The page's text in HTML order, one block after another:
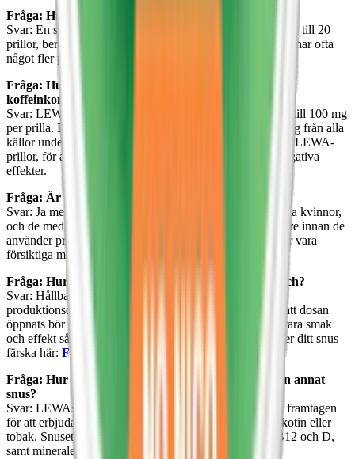
Fråga: Hur många prillor finns det i en LEWA-dosa?
Svar: En standarddosa från LEWA innehåller vanligtvis 18 till 20
prillor, beroende på produkt och format. Slim-portionerna har ofta
något fler prillor än originalformatet.
Fråga: Hur påverkar LEWA koffeinhalt den dagliga
koffeinkonsumtionen?
Svar: LEWAs produkter varierar i koffeinhalt från 20 mg till 100 mg
per prilla. Du bör vara medvetna om ditt totala koffeinintag från alla
källor under dagen, inklusive kaffe, te, energidrycker och LEWA-
prillor, för att undvika överkonsumtion och eventuella negativa
effekter.
Fråga: Är LEWA snus säkra för alla att använda?
Svar: Ja men personer som är känsliga för koffein, gravida kvinnor,
och de med vissa medicinska tillstånd konsultera sin läkare innan de
använder produkterna. Dessutom bör barn och ungdomar vara
försiktiga med koffeinkonsumtion.
Fråga: Hur länge håller sig en dosa LEWA snus fräsch?
Svar: Hållbarheten för LEWA är 12 månader från
produktionsdatum, förutsatt att dosan är oöppnad. Efter att dosan
öppnats bör produkten förvaras svalt och torrt för att bevara smak
och effekt så länge som möjligt. Läs mer om hur du håller ditt snus
färska här: Förvara snus på rätt sätt
Fråga: Hur skiljer sig LEWA “Functional”-serie från annat
snus?
Svar: LEWAs “Functional NO NICO”-serie är speciellt framtagen
för att erbjuda funktionella fördelar utan att innehålla nikotin eller
tobak. Snuset är berikade med koffein, vitaminer som B12 och D,
samt mineraler som magnesium och zink.